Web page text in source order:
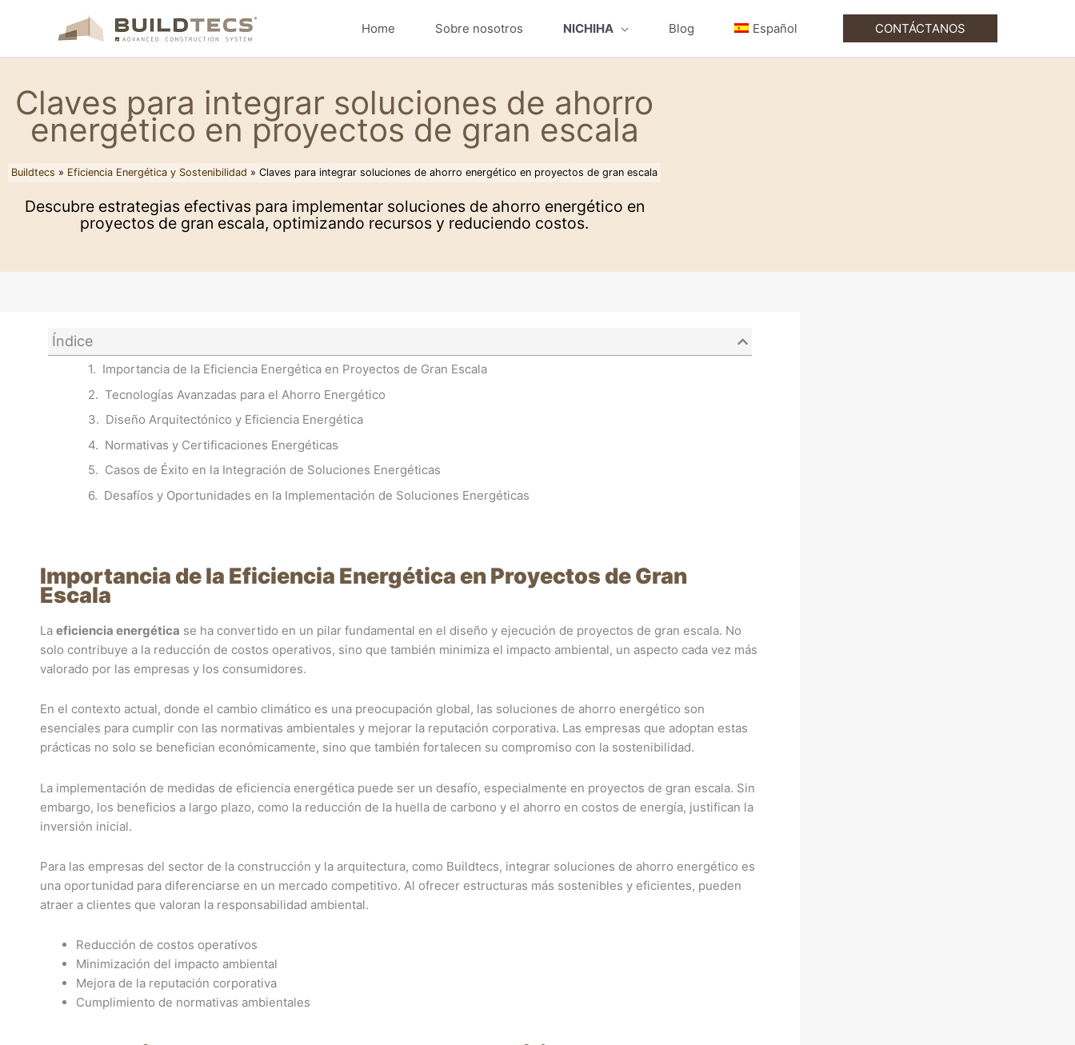
Home Sobre nosotros NICHIHA Blog Español CONTÁCTANOS
Claves para integrar soluciones de ahorro
energético en proyectos de gran escala
Buildtecs » Eficiencia Energética y Sostenibilidad » Claves para integrar soluciones de ahorro energético en proyectos de gran escala
Descubre estrategias efectivas para implementar soluciones de ahorro energético en
proyectos de gran escala, optimizando recursos y reduciendo costos.
Índice
Importancia de la Eficiencia Energética en Proyectos de Gran Escala
Tecnologías Avanzadas para el Ahorro Energético
Diseño Arquitectónico y Eficiencia Energética
Normativas y Certificaciones Energéticas
Casos de Éxito en la Integración de Soluciones Energéticas
Desafíos y Oportunidades en la Implementación de Soluciones Energéticas
Importancia de la Eficiencia Energética en Proyectos de Gran
Escala
La eficiencia energética se ha convertido en un pilar fundamental en el diseño y ejecución de proyectos de gran escala. No
solo contribuye a la reducción de costos operativos, sino que también minimiza el impacto ambiental, un aspecto cada vez más
valorado por las empresas y los consumidores.
En el contexto actual, donde el cambio climático es una preocupación global, las soluciones de ahorro energético son
esenciales para cumplir con las normativas ambientales y mejorar la reputación corporativa. Las empresas que adoptan estas
prácticas no solo se benefician económicamente, sino que también fortalecen su compromiso con la sostenibilidad.
La implementación de medidas de eficiencia energética puede ser un desafío, especialmente en proyectos de gran escala. Sin
embargo, los beneficios a largo plazo, como la reducción de la huella de carbono y el ahorro en costos de energía, justifican la
inversión inicial.
Para las empresas del sector de la construcción y la arquitectura, como Buildtecs, integrar soluciones de ahorro energético es
una oportunidad para diferenciarse en un mercado competitivo. Al ofrecer estructuras más sostenibles y eficientes, pueden
atraer a clientes que valoran la responsabilidad ambiental.
Reducción de costos operativos
Minimización del impacto ambiental
Mejora de la reputación corporativa
Cumplimiento de normativas ambientales